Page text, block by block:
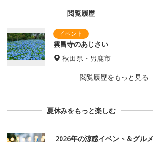
閲覧履歴
雲昌寺のあじさい
秋田県・男鹿市
閲覧履歴をもっと見る
夏休みをもっと楽しむ
2026年の涼感イベント＆グルメ